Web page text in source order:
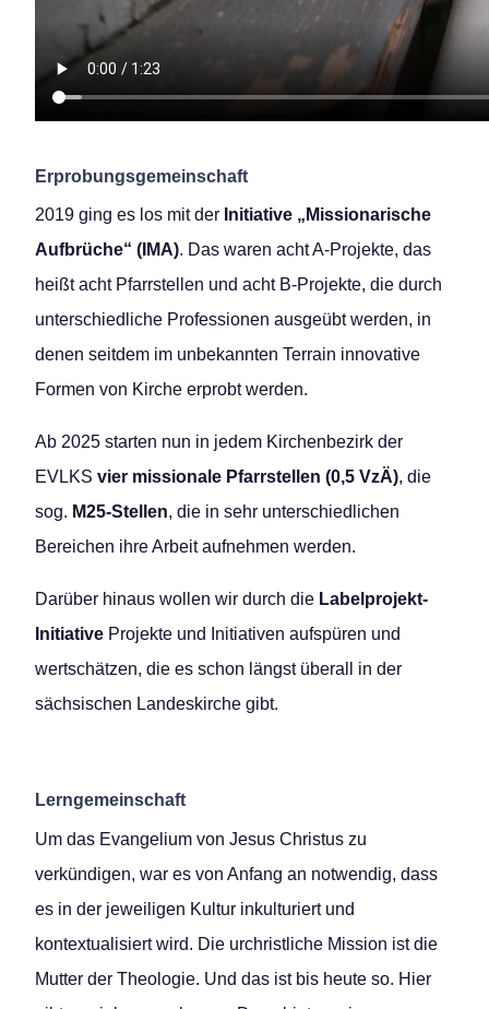
Erprobungsgemeinschaft
2019 ging es los mit der Initiative „Missionarische
Aufbrüche“ (IMA). Das waren acht A-Projekte, das
heißt acht Pfarrstellen und acht B-Projekte, die durch
unterschiedliche Professionen ausgeübt werden, in
denen seitdem im unbekannten Terrain innovative
Formen von Kirche erprobt werden.
Ab 2025 starten nun in jedem Kirchenbezirk der
EVLKS vier missionale Pfarrstellen (0,5 VzÄ), die
sog. M25-Stellen, die in sehr unterschiedlichen
Bereichen ihre Arbeit aufnehmen werden.
Darüber hinaus wollen wir durch die Labelprojekt-
Initiative Projekte und Initiativen aufspüren und
wertschätzen, die es schon längst überall in der
sächsischen Landeskirche gibt.
Lerngemeinschaft
Um das Evangelium von Jesus Christus zu
verkündigen, war es von Anfang an notwendig, dass
es in der jeweiligen Kultur inkulturiert und
kontextualisiert wird. Die urchristliche Mission ist die
Mutter der Theologie. Und das ist bis heute so. Hier